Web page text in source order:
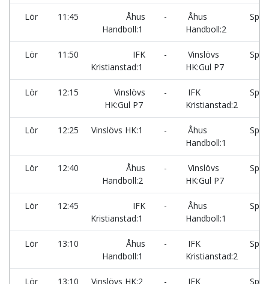
Lör 11:45
Åhus
Handboll:1
-
Åhus
Handboll:2
Lör 11:50
IFK
Kristianstad:1
-
Vinslövs
HK:Gul P7
Lör 12:15
Vinslövs
HK:Gul P7
-
IFK
Kristianstad:2
Lör 12:25 Vinslövs HK:1 -
Åhus
Handboll:1
Lör 12:40
Åhus
Handboll:2
-
Vinslövs
HK:Gul P7
Lör 12:45
IFK
Kristianstad:1
-
Åhus
Handboll:1
Lör 13:10
Åhus
Handboll:1
-
IFK
Kristianstad:2
Lör 13:10 Vinslövs HK:2 - IFK